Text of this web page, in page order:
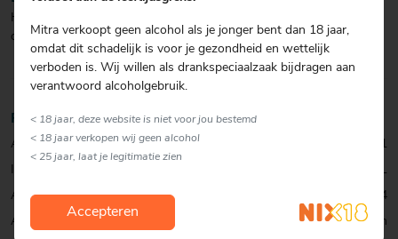
Hendrick's Oasium is de 7e limited edition van Hendrick’s ‘Cabinet
of Curiosities’.
Productinformatie
Artikelcode:
0001061821
70 CL
Alcohol percentage:
43,4
Allergenen:
geen
Mitra verkoopt geen alcohol als je jonger bent dan 18 jaar,
omdat dit schadelijk is voor je gezondheid en wettelijk
verboden is. Wij willen als drankspeciaalzaak bijdragen aan
verantwoord alcoholgebruik.
< 18 jaar, deze website is niet voor jou bestemd
< 18 jaar verkopen wij geen alcohol
< 25 jaar, laat je legitimatie zien
Accepteren